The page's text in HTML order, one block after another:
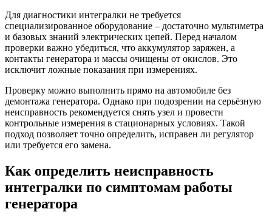
Для диагностики интегралки не требуется
специализированное оборудование – достаточно мультиметра
и базовых знаний электрических цепей. Перед началом
проверки важно убедиться, что аккумулятор заряжен, а
контакты генератора и массы очищены от окислов. Это
исключит ложные показания при измерениях.
Проверку можно выполнить прямо на автомобиле без
демонтажа генератора. Однако при подозрении на серьёзную
неисправность рекомендуется снять узел и провести
контрольные измерения в стационарных условиях. Такой
подход позволяет точно определить, исправен ли регулятор
или требуется его замена.
Как определить неисправность
интегралки по симптомам работы
генератора